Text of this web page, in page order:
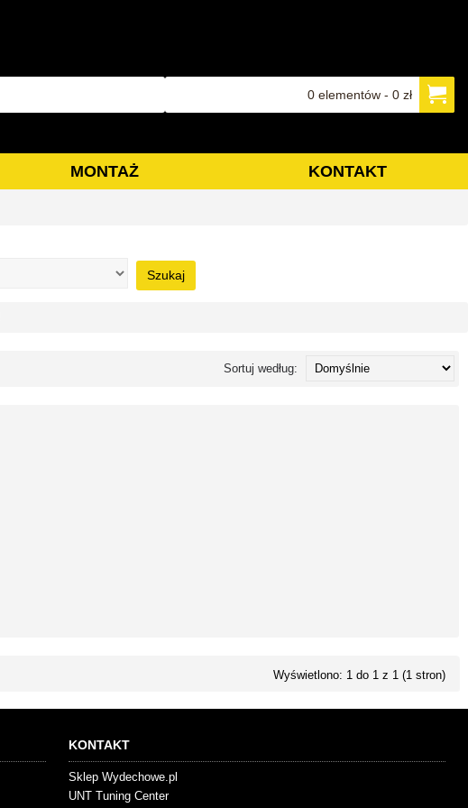
0 elementów - 0 zł
MONTAŻ KONTAKT
Szukaj
Sortuj według:
Wyświetlono: 1 do 1 z 1 (1 stron)
KONTAKT
Sklep Wydechowe.pl
UNT Tuning Center